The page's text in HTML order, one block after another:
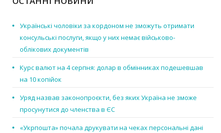
Українські чоловіки за кордоном не зможуть отримати
консульські послуги, якщо у них немає військово-
облікових документів
Курс валют на 4 серпня: долар в обмінниках подешевшав
на 10 копійок
Уряд назвав законопроєкти, без яких Україна не зможе
просунутися до членства в ЄС
«Укрпошта» почала друкувати на чеках персональні дані